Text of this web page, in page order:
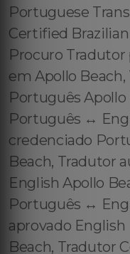
Portuguese
Certified
Procuro Tradutor
em Apollo
Português
Português ↔️
credenciado
Beach, Tradutor
English Apollo
Português ↔️
aprovado
Beach, Tradutor